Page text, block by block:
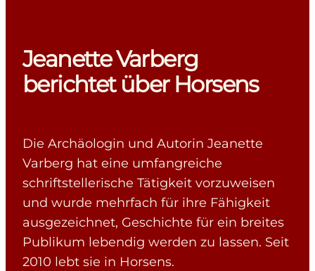
Jeanette Varberg
berichtet über Horsens
Die Archäologin und Autorin Jeanette
Varberg hat eine umfangreiche
schriftstellerische Tätigkeit vorzuweisen
und wurde mehrfach für ihre Fähigkeit
ausgezeichnet, Geschichte für ein breites
Publikum lebendig werden zu lassen. Seit
2010 lebt sie in Horsens.